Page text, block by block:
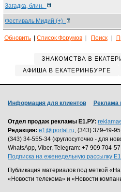
Загадка, блин.
Фестиваль Мидий (+)
Обновить Список Форумов Поиск
ЗНАКОМСТВА В
АФИША В ЕКАТЕРИНБУРГЕ
Информация для клиентов Реклама
Отдел продаж рекламы Е1.РУ:
Редакция: e1@iportal.ru, (343) 379-49-
(343) 34-555-34 (круглосуточно - для
WhatsApp, Viber, Telegram: +7 909 704-
Подписка на еженедельную рассылку
Публикация материалов под меткой
«Новости телекома» и «Новости